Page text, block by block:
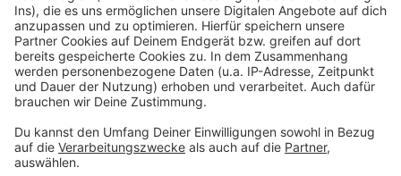
Kooperationsmöglichkeiten der Kliniken im Rheinland
ausbauen und Synergien stärker nutzen.
(Foto: Sascha John (Hauptgeschäftsführer der
Alexianer Gruppe, links), Benjamin M. Koch
(Verbundgeschäftsführer Alexianer Rheinland, rechts)
und Dirk Offermann (Regionalgeschäftsführer der